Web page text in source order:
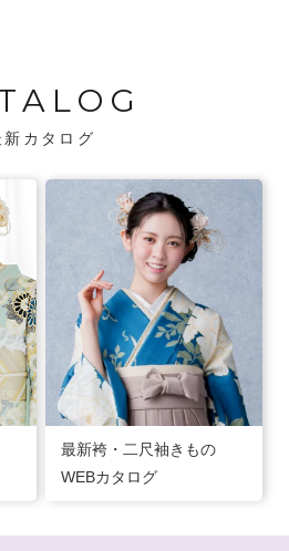
ュが、振袖に合う小物や
しいコーディネートをご
新カタログ
最新袴・二尺袖きもの
WEBカタログ